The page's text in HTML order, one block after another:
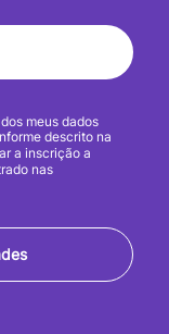
meus dados
descrito na
a inscrição a
nas